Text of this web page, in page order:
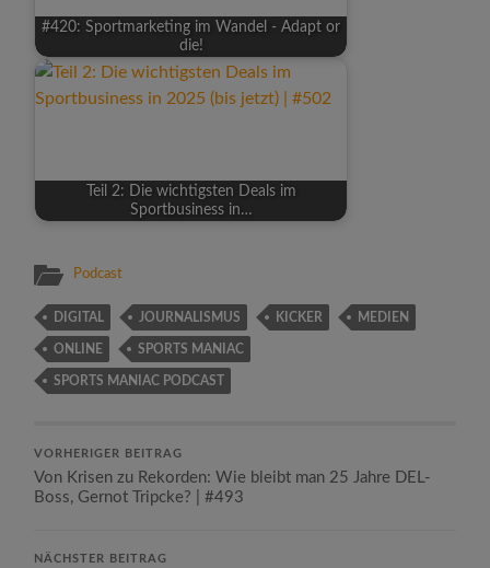
#420: Sportmarketing im Wandel - Adapt or
die!
Teil 2: Die wichtigsten Deals im
Sportbusiness in…
Podcast
DIGITAL JOURNALISMUS KICKER MEDIEN
ONLINE SPORTS MANIAC
SPORTS MANIAC PODCAST
VORHERIGER BEITRAG
Von Krisen zu Rekorden: Wie bleibt man 25 Jahre DEL-
Boss, Gernot Tripcke? | #493
NÄCHSTER BEITRAG